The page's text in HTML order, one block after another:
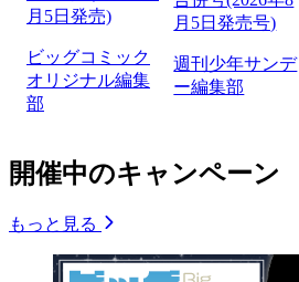
月5日発売)
ビッグコミック
オリジナル編集
部
月5日発売号)
週刊少年サンデ
ー編集部
開催中のキャンペーン
もっと見る